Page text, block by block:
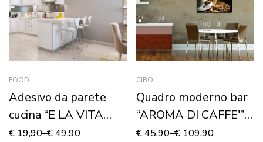
FOOD
Adesivo da parete
cucina “E LA VITA
COMINCIÒ”
€ 19,90–€49,90
CIBO
Quadro moderno bar
“AROMA DI CAFFE'”
bar
€45,90–€ 109,90